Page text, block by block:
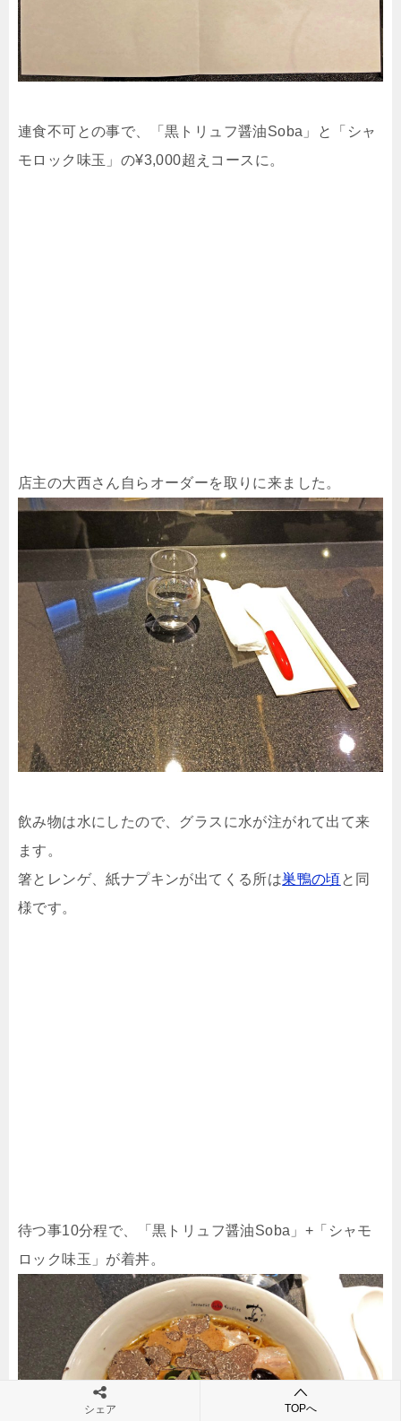
連食不可との事で、「黒トリュフ醤油Soba」と「シャ
モロック味玉」の¥3,000超えコースに。
店主の大西さん自らオーダーを取りに来ました。
飲み物は水にしたので、グラスに水が注がれて出て来
ます。
箸とレンゲ、紙ナプキンが出てくる所は巣鴨の頃と同
様です。
待つ事10分程で、「黒トリュフ醤油Soba」+「シャモ
ロック味玉」が着丼。
シェア TOPへ